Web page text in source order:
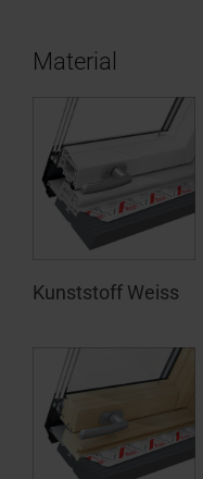
Material
Kunststoff Weiss